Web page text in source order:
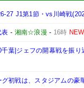
27 J1第1節・vs川崎戦
表 - 湘南☆浪漫 - 16時 NEW
千葉|ジェフの開幕戦を振
初戦は、スタジアムの豪